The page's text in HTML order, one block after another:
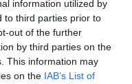
information utilized by
to third parties prior to
out of the further
by third parties on the
This information may
on the IAB’s List of
Σελίδες: 224,
ευρώ | Μεταφραστής: